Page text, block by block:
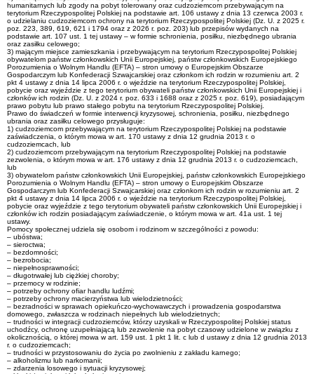
humanitarnych lub zgody na pobyt tolerowany oraz cudzoziemcom przebywającym na
terytorium Rzeczypospolitej Polskiej na podstawie art. 106 ustawy z dnia 13 czerwca 2003 r.
o udzielaniu cudzoziemcom ochrony na terytorium Rzeczypospolitej Polskiej (Dz. U. z 2025 r.
poz. 223, 389, 619, 621 i 1794 oraz z 2026 r. poz. 203) lub przepisów wydanych na
podstawie art. 107 ust. 1 tej ustawy – w formie schronienia, posiłku, niezbędnego ubrania
oraz zasiłku celowego;
3) mającym miejsce zamieszkania i przebywającym na terytorium Rzeczypospolitej Polskiej
obywatelom państw członkowskich Unii Europejskiej, państw członkowskich Europejskiego
Porozumienia o Wolnym Handlu (EFTA) – stron umowy o Europejskim Obszarze
Gospodarczym lub Konfederacji Szwajcarskiej oraz członkom ich rodzin w rozumieniu art. 2
pkt 4 ustawy z dnia 14 lipca 2006 r. o wjeździe na terytorium Rzeczypospolitej Polskiej,
pobycie oraz wyjeździe z tego terytorium obywateli państw członkowskich Unii Europejskiej i
członków ich rodzin (Dz. U. z 2024 r. poz. 633 i 1688 oraz z 2025 r. poz. 619), posiadającym
prawo pobytu lub prawo stałego pobytu na terytorium Rzeczypospolitej Polskiej.
Prawo do świadczeń w formie interwencji kryzysowej, schronienia, posiłku, niezbędnego
ubrania oraz zasiłku celowego przysługuje:
1) cudzoziemcom przebywającym na terytorium Rzeczypospolitej Polskiej na podstawie
zaświadczenia, o którym mowa w art. 170 ustawy z dnia 12 grudnia 2013 r. o
cudzoziemcach, lub
2) cudzoziemcom przebywającym na terytorium Rzeczypospolitej Polskiej na podstawie
zezwolenia, o którym mowa w art. 176 ustawy z dnia 12 grudnia 2013 r. o cudzoziemcach,
lub
3) obywatelom państw członkowskich Unii Europejskiej, państw członkowskich Europejskiego
Porozumienia o Wolnym Handlu (EFTA) – stron umowy o Europejskim Obszarze
Gospodarczym lub Konfederacji Szwajcarskiej oraz członkom ich rodzin w rozumieniu art. 2
pkt 4 ustawy z dnia 14 lipca 2006 r. o wjeździe na terytorium Rzeczypospolitej Polskiej,
pobycie oraz wyjeździe z tego terytorium obywateli państw członkowskich Unii Europejskiej i
członków ich rodzin posiadającym zaświadczenie, o którym mowa w art. 41a ust. 1 tej
ustawy.
Pomocy społecznej udziela się osobom i rodzinom w szczególności z powodu:
– ubóstwa;
– sieroctwa;
– bezdomności;
– bezrobocia;
– niepełnosprawności;
– długotrwałej lub ciężkiej choroby;
– przemocy w rodzinie;
– potrzeby ochrony ofiar handlu ludźmi;
– potrzeby ochrony macierzyństwa lub wielodzietności;
– bezradności w sprawach opiekuńczo-wychowawczych i prowadzenia gospodarstwa
domowego, zwłaszcza w rodzinach niepełnych lub wielodzietnych;
– trudności w integracji cudzoziemców, którzy uzyskali w Rzeczypospolitej Polskiej status
uchodźcy, ochronę uzupełniającą lub zezwolenie na pobyt czasowy udzielone w związku z
okolicznością, o której mowa w art. 159 ust. 1 pkt 1 lit. c lub d ustawy z dnia 12 grudnia 2013
r. o cudzoziemcach;
– trudności w przystosowaniu do życia po zwolnieniu z zakładu karnego;
– alkoholizmu lub narkomanii;
– zdarzenia losowego i sytuacji kryzysowej;